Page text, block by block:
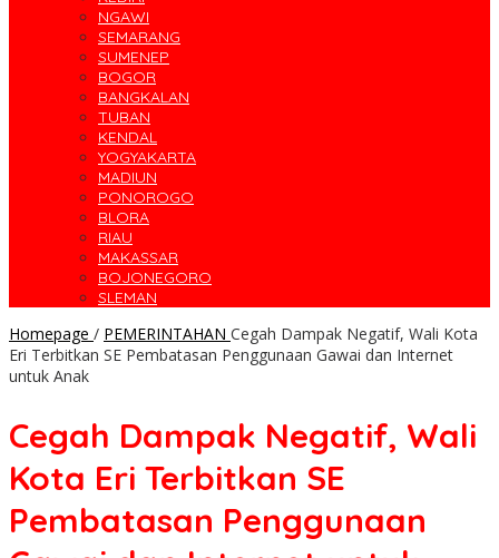
NGAWI
SEMARANG
SUMENEP
BOGOR
BANGKALAN
TUBAN
KENDAL
YOGYAKARTA
MADIUN
PONOROGO
BLORA
RIAU
MAKASSAR
BOJONEGORO
SLEMAN
Homepage / PEMERINTAHAN Cegah Dampak Negatif, Wali Kota
Eri Terbitkan SE Pembatasan Penggunaan Gawai dan Internet
untuk Anak
Cegah Dampak Negatif, Wali
Kota Eri Terbitkan SE
Pembatasan Penggunaan